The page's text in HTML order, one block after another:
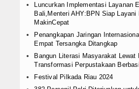
Luncurkan Implementasi Layanan
Bali,Menteri AHY:BPN Siap Layani
MakinCepat
Penangkapan Jaringan
Empat Tersangka Ditangkap
Bangun Literasi Masyarakat Lewat
Transformasi Perpustakaan
Festival Pilkada Riau 2024